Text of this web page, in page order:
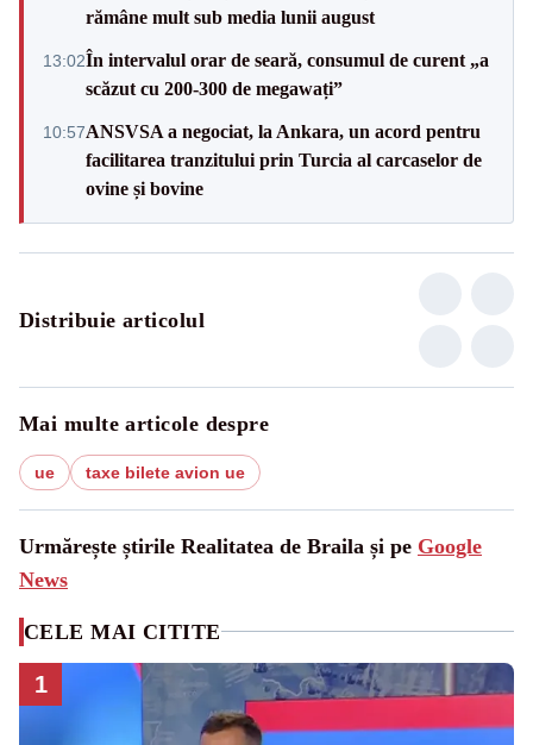
rămâne mult sub media lunii august
13:02În intervalul orar de seară, consumul de curent „a
scăzut cu 200-300 de megawați”
10:57ANSVSA a negociat, la Ankara, un acord pentru
facilitarea tranzitului prin Turcia al carcaselor de
ovine și bovine
Distribuie articolul
Mai multe articole despre
ue taxe bilete avion ue
Urmărește știrile Realitatea de Braila și pe Google
News
CELE MAI CITITE
1